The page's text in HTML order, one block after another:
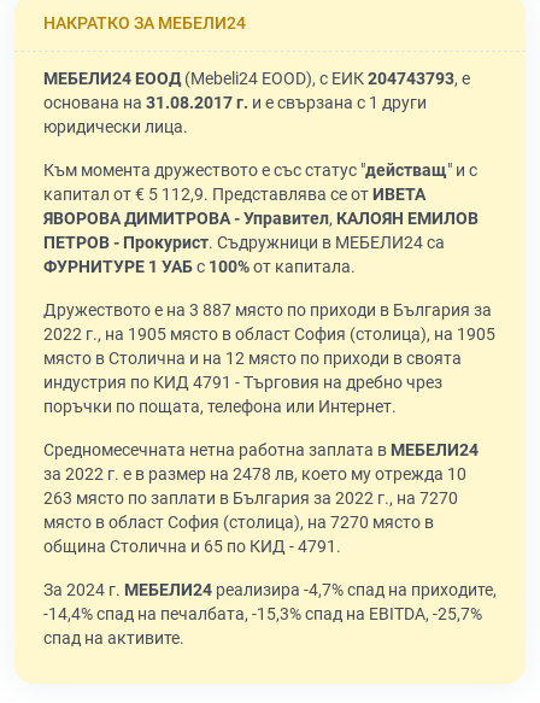
НАКРАТКО ЗА МЕБЕЛИ24
МЕБЕЛИ24 ЕООД(Mebeli24 EOOD), с ЕИК204743793, е
основана на 31.08.2017 г. и е свързана с 1 други
юридически лица.
Към момента дружеството е със статус "действащ" и с
капитал от € 5 112,9. Представлява се отИВЕТА
ЯВОРОВА ДИМИТРОВА - Управител, КАЛОЯН ЕМИЛОВ
ПЕТРОВ - Прокурист. Съдружници в МЕБЕЛИ24 са
ФУРНИТУРЕ 1 УАБс 100%от капитала.
Дружеството е на 3 887 място по приходи в България за
2022 г., на 1905 място в област София (столица), на 1905
място в Столична и на 12 място по приходи в своята
индустрия по КИД 4791 - Търговия на дребно чрез
поръчки по пощата, телефона или Интернет.
Средномесечната нетна работна заплата в МЕБЕЛИ24
за 2022 г. е в размер на 2478 лв, което му отрежда 10
263 място по заплати в България за 2022 г., на 7270
място в област София (столица), на 7270 място в
община Столична и 65 по КИД - 4791.
За 2024 г. МЕБЕЛИ24 реализира -4,7% спад на приходите,
-14,4% спад на печалбата, -15,3% спад на EBITDA, -25,7%
спад на активите.